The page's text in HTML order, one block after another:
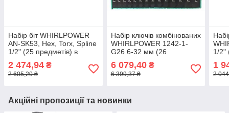
Набір біт WHIRLPOWER
AN-SK53, Hex, Torx, Spline
1/2" (25 предметів) в
ложементі
2 474,94 ₴
2 605,20 ₴
Набір ключів комбінованих
WHIRLPOWER 1242-1-
G26 6-32 мм (26
предметів)
6 079,40₴
6 399,37 ₴
1/2"
1
2
Акційні пропозиції та новинки